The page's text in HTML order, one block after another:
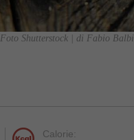
Foto Shutterstock | di Fabio Balbi
Calorie: